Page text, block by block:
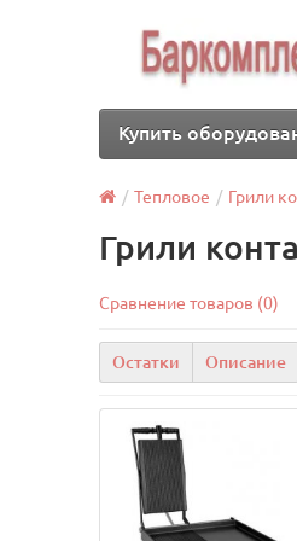
Купить
Тепловое Грили
Грили
Сравнение товаров (0)
Остатки Описание